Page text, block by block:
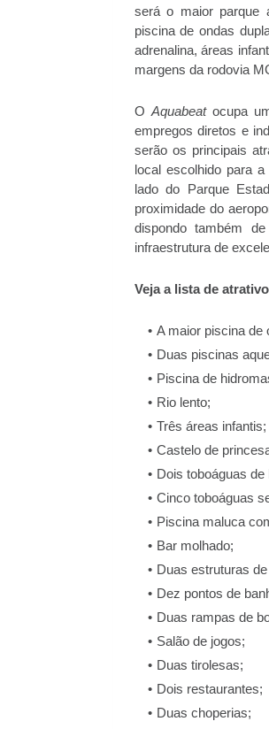
será o maior parque
piscina de ondas
adrenalina, áreas
margens da rodovia
O Aquabeat ocupa
empregos diretos e
serão os principais
local escolhido para
lado do Parque
proximidade do
dispondo também
infraestrutura de
Veja a lista de
A maior piscina de
Duas piscinas
Piscina de
Rio lento;
Três áreas infantis;
Castelo de
Dois toboáguas de
Cinco toboáguas
Piscina maluca
Bar molhado;
Duas estruturas
Dez pontos de
Duas rampas de
Salão de jogos;
Duas tirolesas;
Dois restaurantes;
Duas choperias;